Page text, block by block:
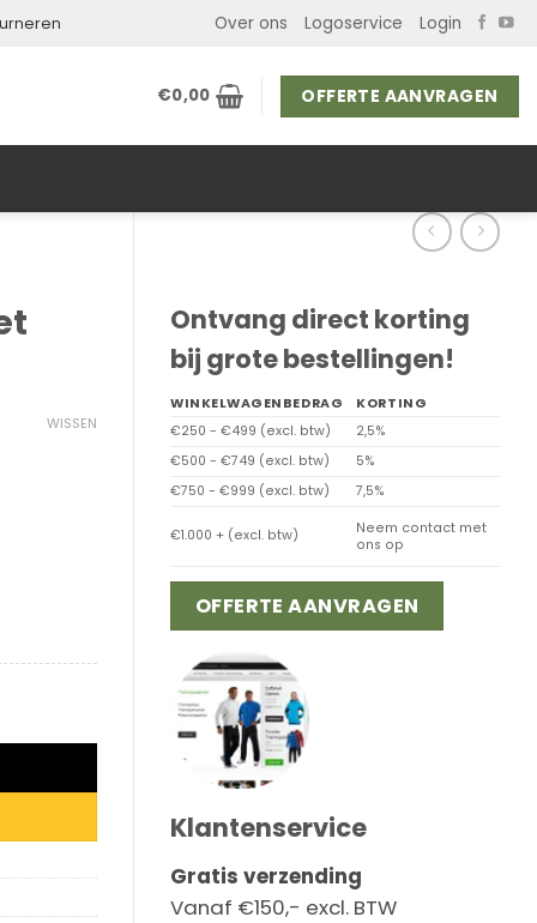
Over ons Logoservice Login
€0,00 OFFERTE AANVRAGEN
Ontvang direct korting
bij grote bestellingen!
WINKELWAGENBEDRAG
KORTING
€250 - €499 (excl. btw)
2,5%
€500 - €749 (excl. btw)
5%
€750 - €999 (excl. btw)
7,5%
€1.000 + (excl. btw)
Neem contact met
ons op
OFFERTE AANVRAGEN
Klantenservice
Gratis verzending
Vanaf €150,- excl. BTW
WISSEN